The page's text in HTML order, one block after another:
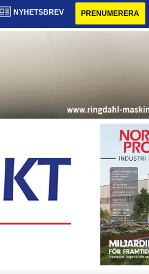
NYHETSBREV PRENUMERERA